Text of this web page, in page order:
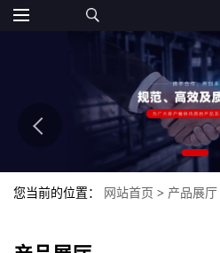
您当前的位置： 网站首页 > 产品展厅